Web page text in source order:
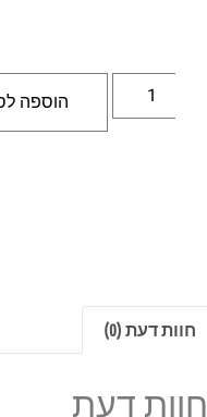
הוספה
חוות דעת (0)
חוות דעת